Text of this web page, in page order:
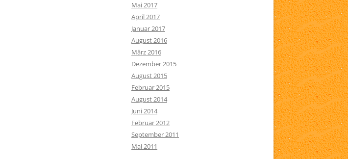
Mai 2017
April 2017
Januar 2017
August 2016
März 2016
Dezember 2015
August 2015
Februar 2015
August 2014
Juni 2014
Februar 2012
September 2011
Mai 2011